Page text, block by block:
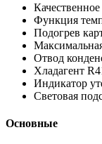
Функция
Подогрев
Отвод
Хладагент
Индикатор
Световая
Основные